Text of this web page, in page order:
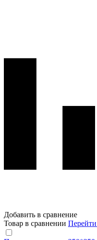
Добавить в сравнение
Товар в сравнении